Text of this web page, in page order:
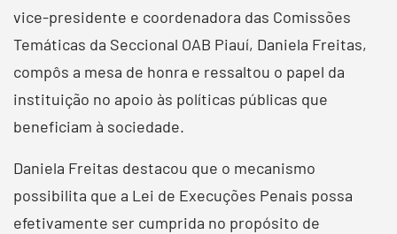
vice-presidente e coordenadora das Comissões
Temáticas da Seccional OAB Piauí, Daniela Freitas,
compôs a mesa de honra e ressaltou o papel da
instituição no apoio às políticas públicas que
beneficiam à sociedade.
Daniela Freitas destacou que o mecanismo
possibilita que a Lei de Execuções Penais possa
efetivamente ser cumprida no propósito de